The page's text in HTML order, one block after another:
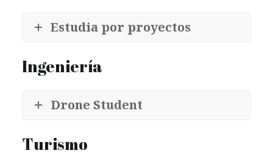
Estudia por proyectos
Ingeniería
Drone Student
Turismo